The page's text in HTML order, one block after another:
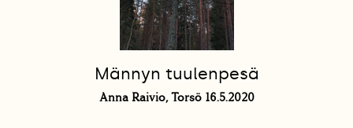
Männyn tuulenpesä
Anna Raivio, Torsö 16.5.2020